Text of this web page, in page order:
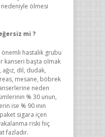
ölmesi
mi ?
hastalık grubu
kanseri başta olmak
dil, dudak,
mesane, böbrek
neden
% 30 unun,
ise % 90 ının
sigara içen
riski hiç
fazladır.